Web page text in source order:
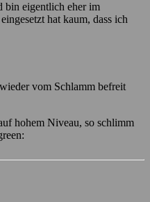
bin eigentlich eher im
hat kaum, dass ich
vom Schlamm befreit
hohem Niveau, so schlimm